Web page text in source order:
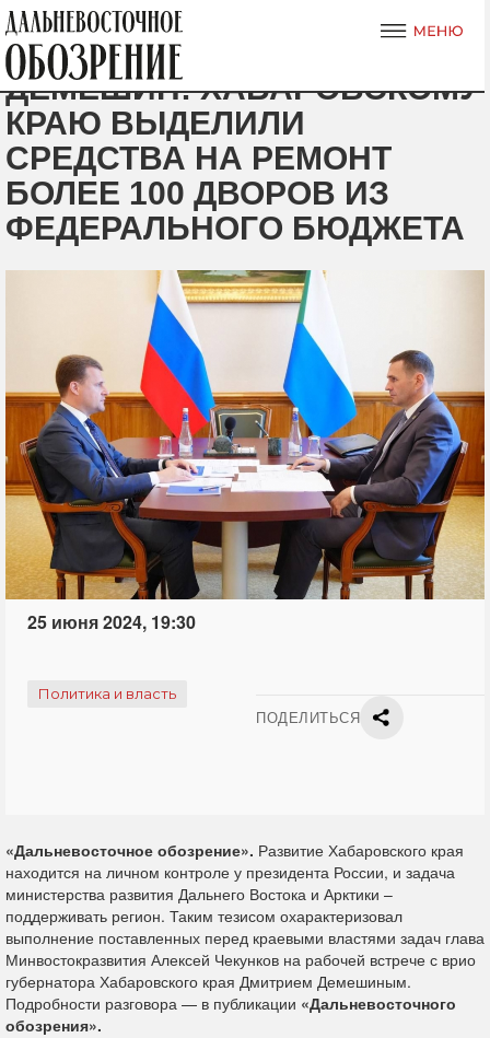
ДЕМЕШИН: ХАБАРОВСКОМУ
КРАЮ ВЫДЕЛИЛИ
СРЕДСТВА НА РЕМОНТ
БОЛЕЕ 100 ДВОРОВ ИЗ
ФЕДЕРАЛЬНОГО БЮДЖЕТА
25 июня 2024, 19:30
Политика и власть
ПОДЕЛИТЬСЯ
«Дальневосточное обозрение». Развитие Хабаровского края
находится на личном контроле у президента России, и задача
министерства развития Дальнего Востока и Арктики –
поддерживать регион. Таким тезисом охарактеризовал
выполнение поставленных перед краевыми властями задач глава
Минвостокразвития Алексей Чекунков на рабочей встрече с врио
губернатора Хабаровского края Дмитрием Демешиным.
Подробности разговора — в публикации «Дальневосточного
обозрения».